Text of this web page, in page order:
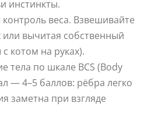
инстинкты.
веса. Взвешивайте
или вычитая собственный
котом на руках).
тела по шкале BCS (Body
— 4–5 баллов: рёбра легко
заметна при взгляде